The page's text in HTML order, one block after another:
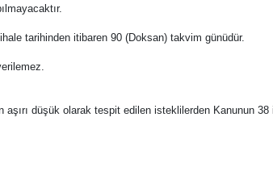
tarihinden itibaren 90 (Doksan) takvim günüdür.
aşırı düşük olarak tespit edilen isteklilerden Kanunun